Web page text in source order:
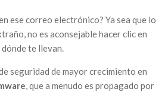
ese correo electrónico? Ya sea que lo
no es aconsejable hacer clic en
dónde te llevan.
seguridad de mayor crecimiento en
, que a menudo es propagado por